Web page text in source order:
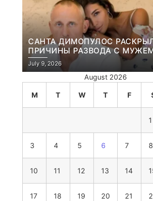
САНТА ДИМОПУЛОС
ПРИЧИНЫ РАЗВОДА С
БИЗНЕСМЕНОМ
July 9, 2026
August 2026
M T W T F
1
3 4 5 6 7 8
10 11 12 13 14
17 18 19 20 21